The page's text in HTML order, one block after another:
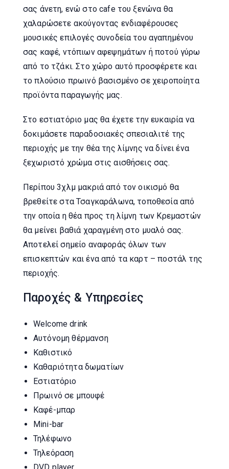
σας άνετη, ενώ στο cafe του ξενώνα θα
χαλαρώσετε ακούγοντας ενδιαφέρουσες
μουσικές επιλογές συνοδεία του αγαπημένου
σας καφέ, ντόπιων αφεψημάτων ή ποτού γύρω
από το τζάκι. Στο χώρο αυτό προσφέρετε και
το πλούσιο πρωινό βασισμένο σε χειροποίητα
προϊόντα παραγωγής μας.
Στο εστιατόριο μας θα έχετε την ευκαιρία να
δοκιμάσετε παραδοσιακές σπεσιαλιτέ της
περιοχής με την θέα της λίμνης να δίνει ένα
ξεχωριστό χρώμα στις αισθήσεις σας.
Περίπου 3χλμ μακριά από τον οικισμό θα
βρεθείτε στα Τσαγκαράλωνα, τοποθεσία από
την οποία η θέα προς τη λίμνη των Κρεμαστών
θα μείνει βαθιά χαραγμένη στο μυαλό σας.
Αποτελεί σημείο αναφοράς όλων των
επισκεπτών και ένα από τα καρτ – ποστάλ της
περιοχής.
Παροχές & Υπηρεσίες
Welcome drink
Αυτόνομη θέρμανση
Καθιστικό
Καθαριότητα δωματίων
Εστιατόριο
Πρωινό σε μπουφέ
Καφέ-μπαρ
Mini-bar
Τηλέφωνο
Τηλεόραση
DVD player